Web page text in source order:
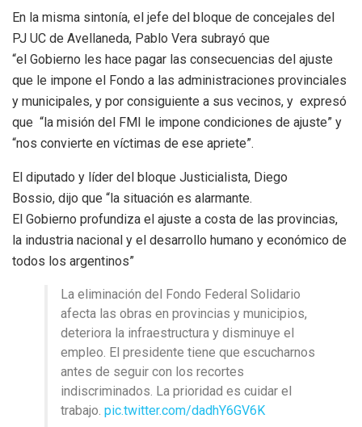
En la misma sintonía, el jefe del bloque de concejales del
PJ UC de Avellaneda, Pablo Vera subrayó que
“el Gobierno les hace pagar las consecuencias del ajuste
que le impone el Fondo a las administraciones provinciales
y municipales, y por consiguiente a sus vecinos, y expresó
que “la misión del FMI le impone condiciones de ajuste” y
“nos convierte en víctimas de ese apriete”.
El diputado y líder del bloque Justicialista, Diego
Bossio, dijo que “la situación es alarmante.
El Gobierno profundiza el ajuste a costa de las provincias,
la industria nacional y el desarrollo humano y económico de
todos los argentinos”
La eliminación del Fondo Federal Solidario
afecta las obras en provincias y municipios,
deteriora la infraestructura y disminuye el
empleo. El presidente tiene que escucharnos
antes de seguir con los recortes
indiscriminados. La prioridad es cuidar el
trabajo. pic.twitter.com/dadhY6GV6K